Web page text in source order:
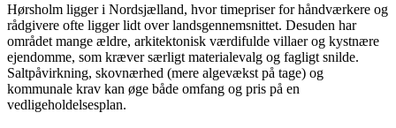
Hørsholm ligger i Nordsjælland, hvor timepriser for håndværkere og
rådgivere ofte ligger lidt over landsgennemsnittet. Desuden har
området mange ældre, arkitektonisk værdifulde villaer og kystnære
ejendomme, som kræver særligt materialevalg og fagligt snilde.
Saltpåvirkning, skovnærhed (mere algevækst på tage) og
kommunale krav kan øge både omfang og pris på en
vedligeholdelsesplan.